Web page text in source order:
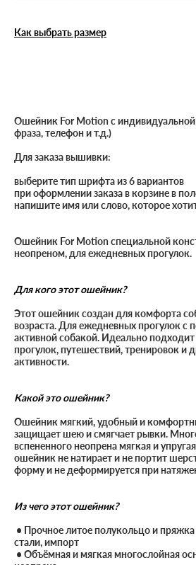
Как выбрать размер
Ошейник For Motion с
фраза, телефон и т.д.)
Для заказа вышивки:
выберите тип шрифта из 6 вариантов
при оформлении заказа в корзине в
напишите имя или слово, которое
Ошейник For Motion специальной
неопреном, для ежедневных прогулок.
Для кого этот ошейник?
Этот ошейник создан для комфорта
возраста. Для ежедневных прогулок с
активной собакой. Идеально
прогулок, путешествий, тренировок и
активности.
Какой это ошейник?
Ошейник мягкий, удобный и
защищает шею и смягчает рывки.
вспененного неопрена мягкая и
ошейник не натирает и не портит
форму и не деформируется при
Из чего этот ошейник?
• Прочное литое полукольцо и
стали, импорт
• Объёмная и мягкая многослойная